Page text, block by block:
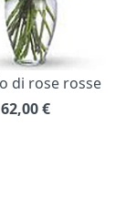
di rose rosse
62,00€